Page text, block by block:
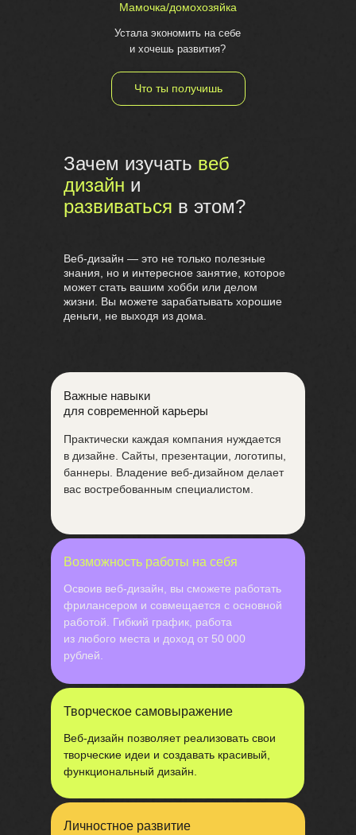
Что ты получишь
Мамочка/домохозяйка
Устала экономить на себе
и хочешь развития?
Зачем изучать веб
дизайн и
развиваться в этом?
Веб-дизайн — это не только полезные
знания, но и интересное занятие, которое
может стать вашим хобби или делом
жизни. Вы можете зарабатывать хорошие
деньги, не выходя из дома.
Творческое самовыражение
Веб-дизайн позволяет реализовать свои
творческие идеи и создавать красивый,
функциональный дизайн.
Важные навыки
для современной карьеры
Практически каждая компания нуждается
в дизайне. Сайты, презентации, логотипы,
баннеры. Владение веб-дизайном делает
вас востребованным специалистом.
Возможность работы на себя
Освоив веб-дизайн, вы сможете работать
фрилансером и совмещается с основной
работой. Гибкий график, работа
из любого места и доход от 50 000
рублей.
Личностное развитие